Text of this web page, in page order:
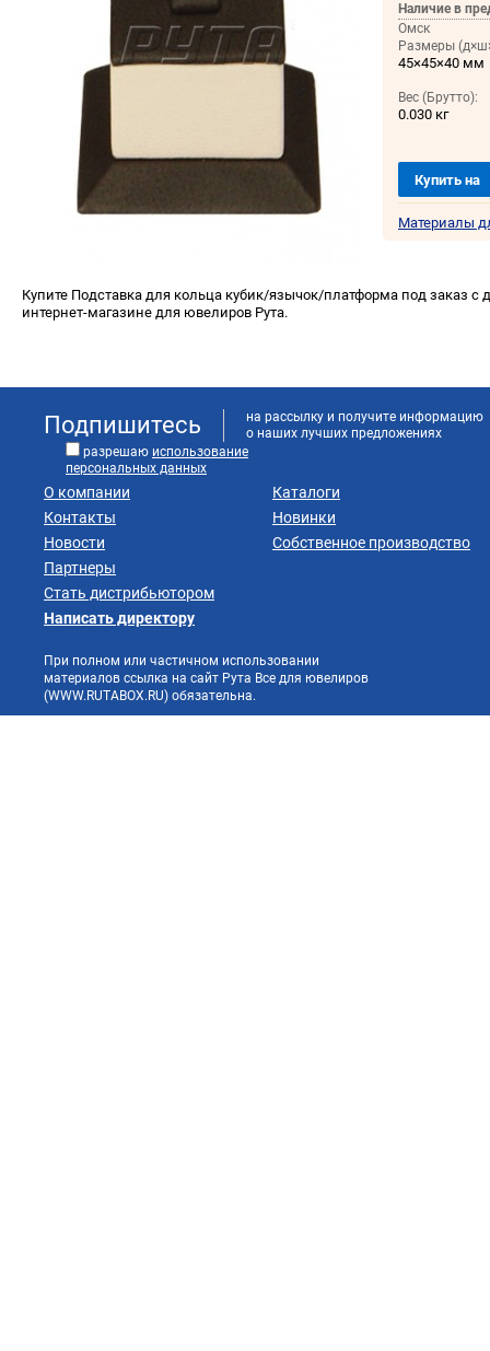
Наличие в
Омск
Размеры
45×45×40 мм
Вес (Брутто):
0.030 кг
Купить на
Материалы
Купите Подставка для кольца кубик/язычок/платформа под заказ с
интернет-магазине для ювелиров Рута.
Подпишитесь
на рассылку и получите информацию
о наших лучших предложениях
разрешаю использование
персональных данных
О компании
Контакты
Новости
Партнеры
Стать дистрибьютором
Каталоги
Новинки
Собственное производство
Написать директору
При полном или частичном использовании
материалов ссылка на сайт Рута Все для ювелиров
(WWW.RUTABOX.RU) обязательна.